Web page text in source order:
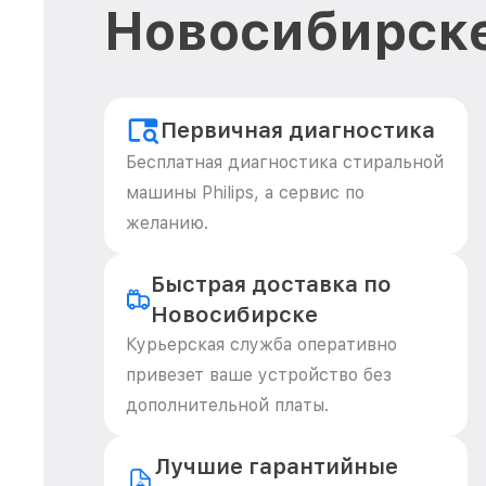
Первичная диагностика
Бесплатная диагностика стиральной
машины Philips, а сервис по
желанию.
Быстрая доставка по
Новосибирске
Курьерская служба оперативно
привезет ваше устройство без
дополнительной платы.
Лучшие гарантийные